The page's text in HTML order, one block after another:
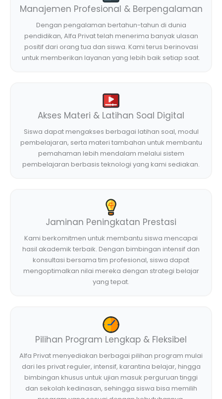
Manajemen Profesional & Berpengalaman
Dengan pengalaman bertahun-tahun di dunia
pendidikan, Alfa Privat telah menerima banyak ulasan
positif dari orang tua dan siswa. Kami terus berinovasi
untuk memberikan layanan yang lebih baik setiap saat.
Akses Materi & Latihan Soal Digital
Siswa dapat mengakses berbagai latihan soal, modul
pembelajaran, serta materi tambahan untuk membantu
pemahaman lebih mendalam melalui sistem
pembelajaran berbasis teknologi yang kami sediakan.
Jaminan Peningkatan Prestasi
Kami berkomitmen untuk membantu siswa mencapai
hasil akademik terbaik. Dengan bimbingan intensif dan
konsultasi bersama tim profesional, siswa dapat
mengoptimalkan nilai mereka dengan strategi belajar
yang tepat.
Pilihan Program Lengkap & Fleksibel
Alfa Privat menyediakan berbagai pilihan program mulai
dari les privat reguler, intensif, karantina belajar, hingga
bimbingan khusus untuk ujian masuk perguruan tinggi
dan sekolah kedinasan, sehingga siswa bisa memilih